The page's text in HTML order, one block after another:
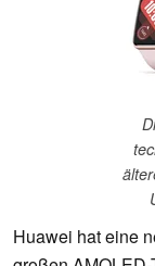
Huawei hat eine